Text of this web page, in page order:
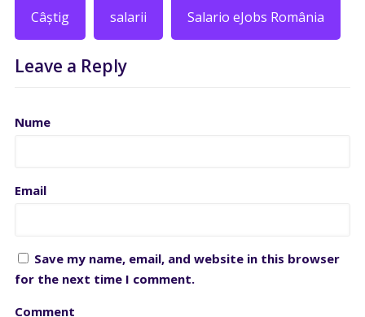
Câștig salarii Salario eJobs România
Leave a Reply
Nume
Email
Save my name, email, and website in this browser
for the next time I comment.
Comment